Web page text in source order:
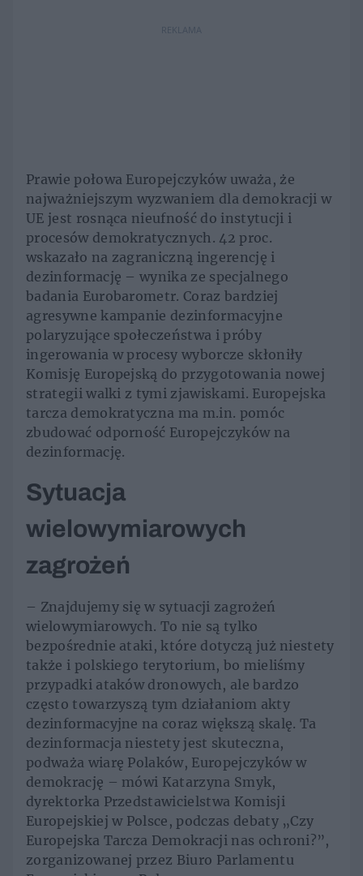
REKLAMA
Prawie połowa Europejczyków uważa, że
najważniejszym wyzwaniem dla demokracji w
UE jest rosnąca nieufność do instytucji i
procesów demokratycznych. 42 proc.
wskazało na zagraniczną ingerencję i
dezinformację – wynika ze specjalnego
badania Eurobarometr. Coraz bardziej
agresywne kampanie dezinformacyjne
polaryzujące społeczeństwa i próby
ingerowania w procesy wyborcze skłoniły
Komisję Europejską do przygotowania nowej
strategii walki z tymi zjawiskami. Europejska
tarcza demokratyczna ma m.in. pomóc
zbudować odporność Europejczyków na
dezinformację.
Sytuacja
wielowymiarowych
zagrożeń
– Znajdujemy się w sytuacji zagrożeń
wielowymiarowych. To nie są tylko
bezpośrednie ataki, które dotyczą już niestety
także i polskiego terytorium, bo mieliśmy
przypadki ataków dronowych, ale bardzo
często towarzyszą tym działaniom akty
dezinformacyjne na coraz większą skalę. Ta
dezinformacja niestety jest skuteczna,
podważa wiarę Polaków, Europejczyków w
demokrację – mówi Katarzyna Smyk,
dyrektorka Przedstawicielstwa Komisji
Europejskiej w Polsce, podczas debaty „Czy
Europejska Tarcza Demokracji nas ochroni?”,
zorganizowanej przez Biuro Parlamentu